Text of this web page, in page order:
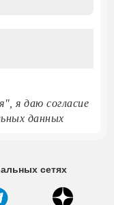
я даю согласие
данных
сетях